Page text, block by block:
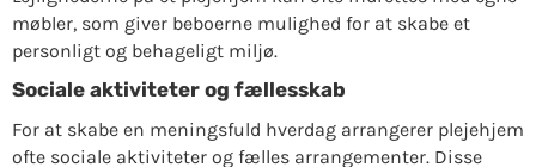
møbler, som giver beboerne mulighed for at skabe et
personligt og behageligt miljø.
Sociale aktiviteter og fællesskab
For at skabe en meningsfuld hverdag arrangerer plejehjem
ofte sociale aktiviteter og fælles arrangementer. Disse